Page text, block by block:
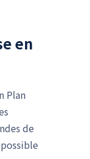
en
Plan
de